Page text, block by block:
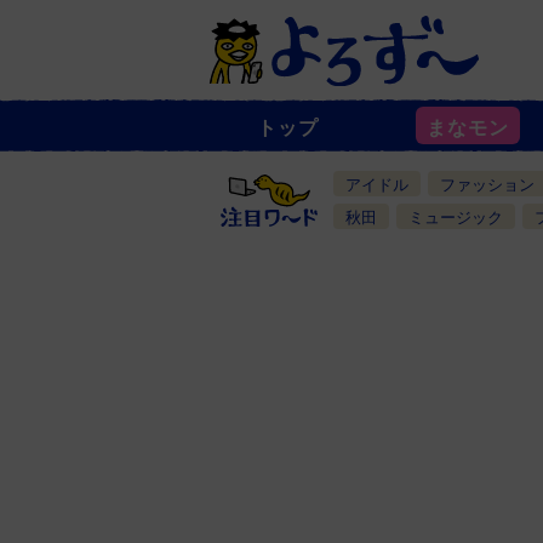
ュ
一
覧
トップ まなモン
アイドル
ファッション
秋田
ミュージック